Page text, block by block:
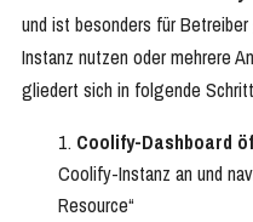
und ist besonders für
Instanz nutzen oder mehrere
gliedert sich in folgende
Coolify-Dashboard
Coolify-Instanz an und
Resource“